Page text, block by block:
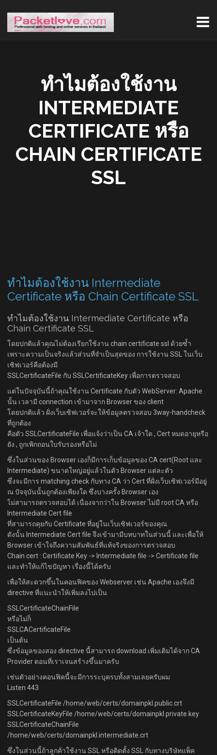
ทำไมต้องใช้งาน
INTERMEDIATE
CERTIFICATE หรือ
CHAIN CERTIFICATE
SSL
ทำไมต้องใช้งาน Intermediate
Certificate หรือ Chain Certificate SSL
ทำไมต้องใช้งาน Intermediate Certificate หรือ
Chain Certificate SSL
โดยปกติแล้วคุณไม่ต้องเรียกใช้งาน chain certificate ssl ด้วยซ้ำ
เพราะความเป็นจริงแล้วส่วนที่จำเป็นสุดของ การใช้งาน SSL ในเว็บ
เซิฟเวอร์คือต้องมี
SSLCertificateFile กับ SSLCertificateKey เพื่อการตรวจสอบ
แต่ในปัจจุบันนี้ถ้าคุณใช้งาน Certificate กับตัว WebServer: Apache
นั้น เวลามี connection เข้ามาจาก Browser ของ client
โดยปกติแล้ว ฝั่งเว็บเซิฟเวอร์จะให้ข้อมูลตรวจสอบ 3way-handcheck
ที่ถูกต้อง
คือตัว SSLCertificateFile เพื่อแจ้งว่าเป็น CA เจ้าใด , Cert หมดอายุหรือ
ยัง , ถูกเพิกถอนใบรับรองหรือไม่
ซึ่งในส่วนของ Browser เองก็มีการเก็บข้อมูลของ CA cert(Root และ
Intermediate) ขนาดใหญ่อยู่แล้วในตัว Browser แต่ละตัว
ซึ่งจะมีการ matching check กับทาง CA ว่า Cert ที่ฝั่งเว็บเซิฟเวอร์มีอยู่
ณ ปัจจุบันนั้นถูกต้องเพียงใด ซึ่งบางครั้ง Browser เอง
ไม่สามารถตรวจสอบได้ เนื่องจากว่าใน Browser ไม่มี root CA หรือ
Intermediate Cert file
ที่สามารถคุยกับ Certificate ที่อยู่ในเว็บเซิฟเวอร์ของคุณ
ดังนั้น Intermediate Cert file จึงเข้ามามีบทบาทในส่วนนี้ และเพื่อให้
Browser เข้าใจถึงความสัมพันธ์ที่แท้จริงของการตรวจสอบ
Chain cert : Certificate Key -> Intermediate file -> Certificate file
และทำให้แก้ไขปัญหา เรื่องนี้ได้ครับ
เพื่อให้สะดวกขึ้นในคอนฟิคของ Webserver เช่น Apache เองจึงมี
directive ที่แนะนำให้เพิ่มลงไปเป็น
SSLCertificateChainFile
หรือไม่ก็
SSLCACertificateFile
เป็นต้น
ซึ่งข้อมูลของสอง directive นี้สามารถ download เพิ่มเติมได้จาก CA
Provider ตอนที่เราเจนสร้างขึ้นมาครับ
เช่นตัวอย่างคอนฟิคนี้จะมีการระบุครบทั้งสามเลยครับผม
Listen 443
SSLCertificateFile /home/web/certs/domainpkl.public.crt
SSLCertificateKeyFile /home/web/certs/domainpkl.private.key
SSLCertificateChainFile
/home/web/certs/domainpkl.intermediate.crt
ซึ่งในส่วนนี้ถ้าลูกค้าใช้งาน SSL หรือติดตั้ง SSL กับทางบริษัทแพ็ค